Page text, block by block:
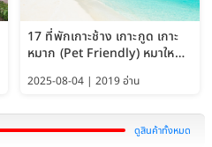
17 ที่พักเกาะช้าง เกาะกูด เกาะ
หมาก (Pet Friendly) หมาใหญ่
2025-08-04 | 2019 อ่าน
ดูสินค้าทั้งหมด